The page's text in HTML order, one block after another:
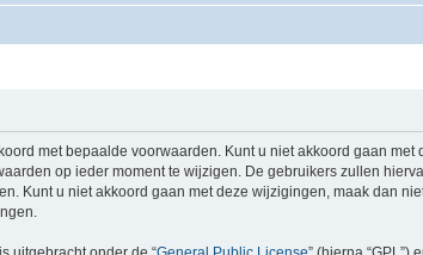
met bepaalde voorwaarden. Kunt u niet akkoord gaan
op ieder moment te wijzigen. De gebruikers zullen
Kunt u niet akkoord gaan met deze wijzigingen, maak dan